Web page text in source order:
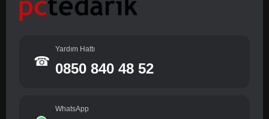
☎
Yardım Hattı
0850 840 48 52
WhatsApp